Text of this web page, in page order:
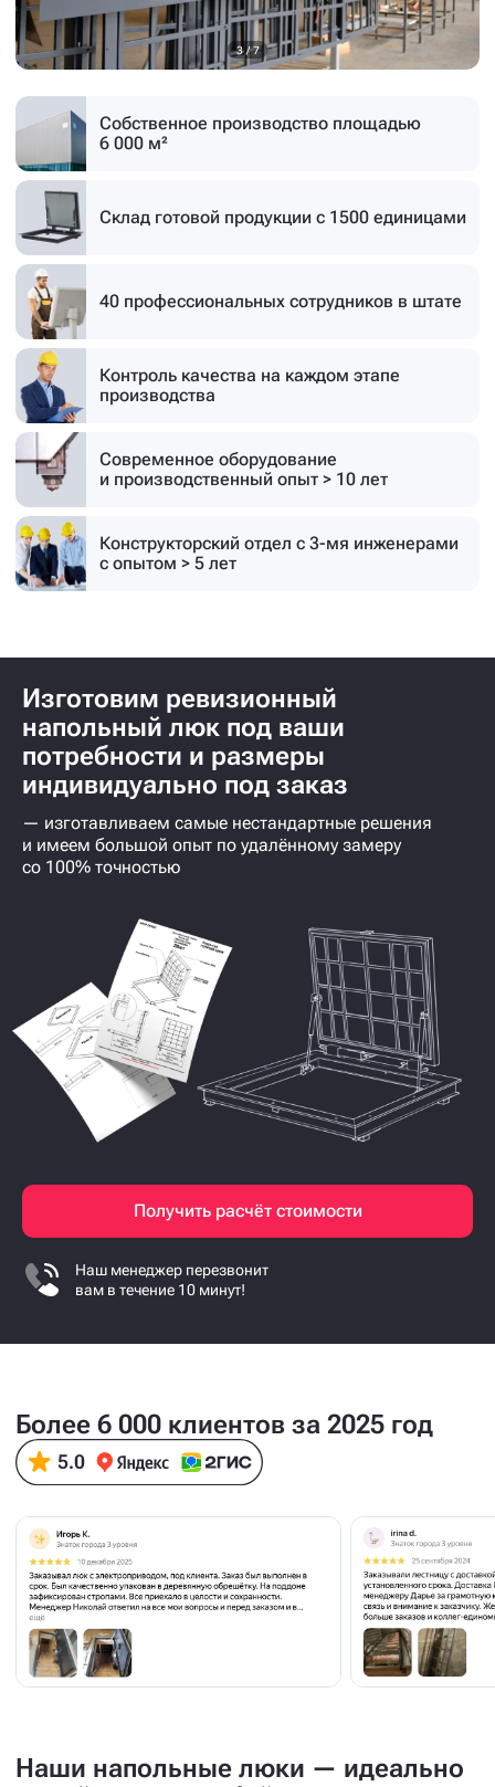
3 / 7
Собственное производство площадью
6 000 м²
Склад готовой продукции с 1500 единицами
40 профессиональных сотрудников в штате
Контроль качества на каждом этапе
производства
Современное оборудование
и производственный опыт > 10 лет
Конструкторский отдел с 3-мя инженерами
с опытом > 5 лет
Изготовим ревизионный
напольный люк под ваши
потребности и размеры
индивидуально под заказ
— изготавливаем самые нестандартные решения
и имеем большой опыт по удалённому замеру
со 100% точностью
Получить расчёт стоимости
Наш менеджер перезвонит
вам в течение 10 минут!
Более 6 000 клиентов за 2025 год
Наши напольные люки — идеально